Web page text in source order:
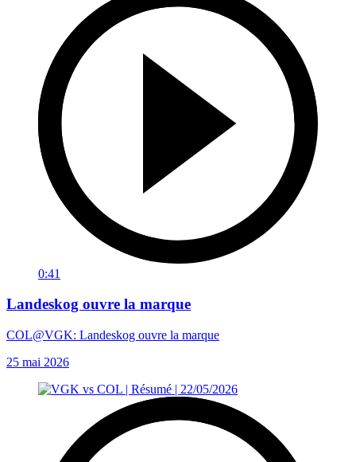
0:41
Landeskog ouvre la marque
COL@VGK: Landeskog ouvre la marque
25 mai 2026